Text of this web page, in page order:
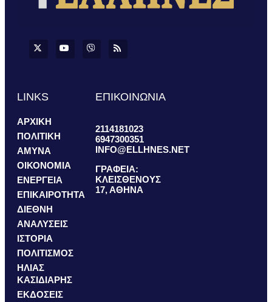
LINKS
ΑΡΧΙΚΗ
ΠΟΛΙΤΙΚΗ
ΑΜΥΝΑ
ΟΙΚΟΝΟΜΙΑ
ΕΝΕΡΓΕΙΑ
ΕΠΙΚΑΙΡΟΤΗΤΑ
ΔΙΕΘΝΗ
ΑΝΑΛΥΣΕΙΣ
ΙΣΤΟΡΙΑ
ΠΟΛΙΤΙΣΜΟΣ
ΗΛΙΑΣ
ΚΑΣΙΔΙΑΡΗΣ
ΕΚΔΟΣΕΙΣ
ΕΠΙΚΟΙΝΩΝΙΑ
2114181023
6947300351
INFO@ELLHNES.NET
ΓΡΑΦΕΙΑ:
ΚΛΕΙΣΘΕΝΟΥΣ
17, ΑΘΗΝΑ